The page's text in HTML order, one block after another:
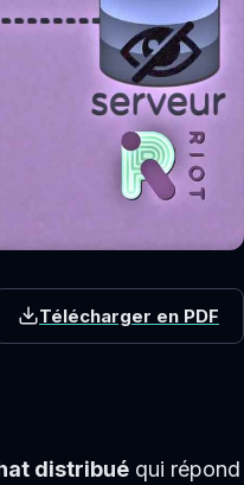
Télécharger en PDF
distribué qui répond